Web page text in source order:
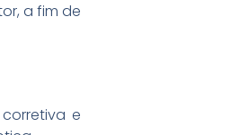
a fim de
e